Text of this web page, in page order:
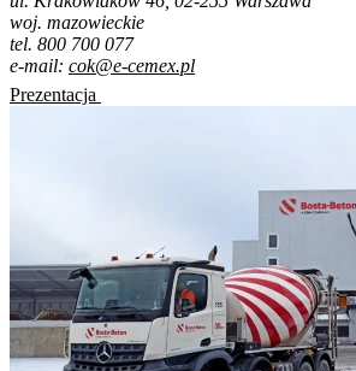
woj. mazowieckie
tel. 800 700 077
e-mail: cok@e-cemex.pl
Prezentacja